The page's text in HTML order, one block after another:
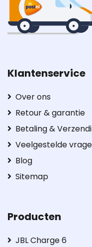
Klantenservice
Over ons
Retour & garantie
Betaling &
Veelgestelde
Blog
Sitemap
Producten
JBL Charge 6